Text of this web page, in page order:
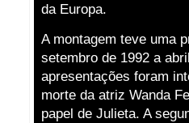
da Europa.
A montagem teve uma
setembro de 1992 a
apresentações foram
morte da atriz Wanda
papel de Julieta. A